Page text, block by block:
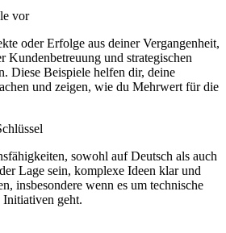
vor
oder Erfolge aus deiner Vergangenheit,
Kundenbetreuung und strategischen
Diese Beispiele helfen dir, deine
und zeigen, wie du Mehrwert für die
sowohl auf Deutsch als auch
Lage sein, komplexe Ideen klar und
insbesondere wenn es um technische
Initiativen geht.